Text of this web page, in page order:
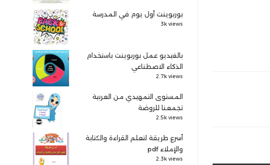
بوربوينت أول يوم في المدرسة
3k views
بالفيديو عمل بوربوينت باستخدام
الذكاء الاصطناعي
2.7k views
المستوى التمهيدي من العربية
تجمعنا للروضة
2.5k views
أسرع طريقة لتعلم القراءة والكتابة
والإملاء pdf
2.3k views